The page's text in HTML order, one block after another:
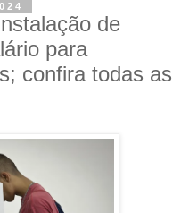
de
para
confira todas as